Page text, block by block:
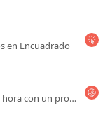
en Encuadrado
Toda la ayuda que necesitas para agendar una hora con un profesional en Encuadrado